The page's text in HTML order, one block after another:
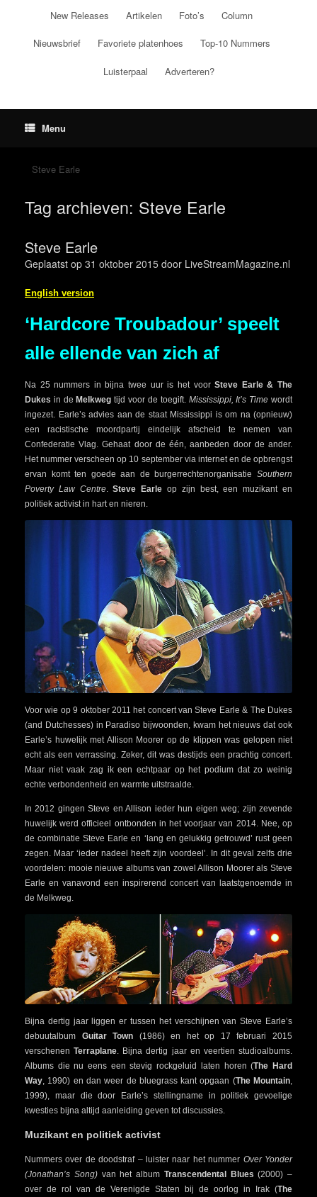
New Releases Artikelen Foto’s Column
Nieuwsbrief Favoriete platenhoes Top-10 Nummers
Luisterpaal Adverteren?
Menu
Steve Earle
Tag archieven: Steve Earle
Steve Earle
Geplaatst op 31 oktober 2015 door LiveStreamMagazine.nl
English version
‘Hardcore Troubadour’ speelt
alle ellende van zich af
Na 25 nummers in bijna twee uur is het voorSteve Earle & The
Dukes in deMelkweg tijd voor de toegift. Mississippi, It’s Time wordt
ingezet. Earle’s advies aan de staat Mississippi is om na (opnieuw)
een racistische moordpartij eindelijk afscheid te nemen van
Confederatie Vlag. Gehaat door de één, aanbeden door de ander.
Het nummer verscheen op 10 september via internet en de opbrengst
ervan komt ten goede aan de burgerrechtenorganisatie Southern
Poverty Law Centre.Steve Earle op zijn best, een muzikant en
politiek activist in hart en nieren.
Voor wie op 9 oktober 2011 het concert van Steve Earle & The Dukes
(and Dutchesses) in Paradiso bijwoonden, kwam het nieuws dat ook
Earle’s huwelijk met Allison Moorer op de klippen was gelopen niet
echt als een verrassing. Zeker, dit was destijds een prachtig concert.
Maar niet vaak zag ik een echtpaar op het podium dat zo weinig
echte verbondenheid en warmte uitstraalde.
In 2012 gingen Steve en Allison ieder hun eigen weg; zijn zevende
huwelijk werd officieel ontbonden in het voorjaar van 2014. Nee, op
de combinatie Steve Earle en ‘lang en gelukkig getrouwd’ rust geen
zegen. Maar ‘ieder nadeel heeft zijn voordeel’. In dit geval zelfs drie
voordelen: mooie nieuwe albums van zowel Allison Moorer als Steve
Earle en vanavond een inspirerend concert van laatstgenoemde in
de Melkweg.
Bijna dertig jaar liggen er tussen het verschijnen van Steve Earle’s
debuutalbum Guitar Town (1986) en het op 17 februari 2015
verschenenTerraplane. Bijna dertig jaar en veertien studioalbums.
Albums die nu eens een stevig rockgeluid laten horen (The Hard
Way, 1990) en dan weer de bluegrass kant opgaan (The Mountain,
1999), maar die door Earle’s stellingname in politiek gevoelige
kwesties bijna altijd aanleiding geven tot discussies.
Muzikant en politiek activist
Nummers over de doodstraf – luister naar het nummer Over Yonder
(Jonathan’s Song)van het album Transcendental Blues (2000) –
over de rol van de Verenigde Staten bij de oorlog in Irak (The